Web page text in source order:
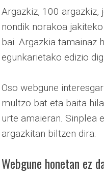
Argazkiz, 100 argazkiz,
nondik norakoa
bai. Argazkia tamainaz
egunkarietako edizio
Oso webgune
multzo bat eta baita
urte amaieran. Sinplea
argazkitan biltzen dira.
Webgune honetan ez